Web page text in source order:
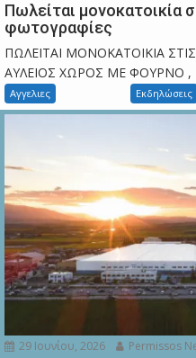
Πωλείται μονοκατοικία
φωτογραφίες
ΠΩΛΕΙΤΑΙ ΜΟΝΟΚΑΤΟΙΚΙΑ
ΑΥΛΕΙΟΣ ΧΩΡΟΣ ΜΕ ΦΟΥΡΝΟ ,
Αγγελιες Εκδηλώσεις
29 Ιουνίου, 2026 Permissos